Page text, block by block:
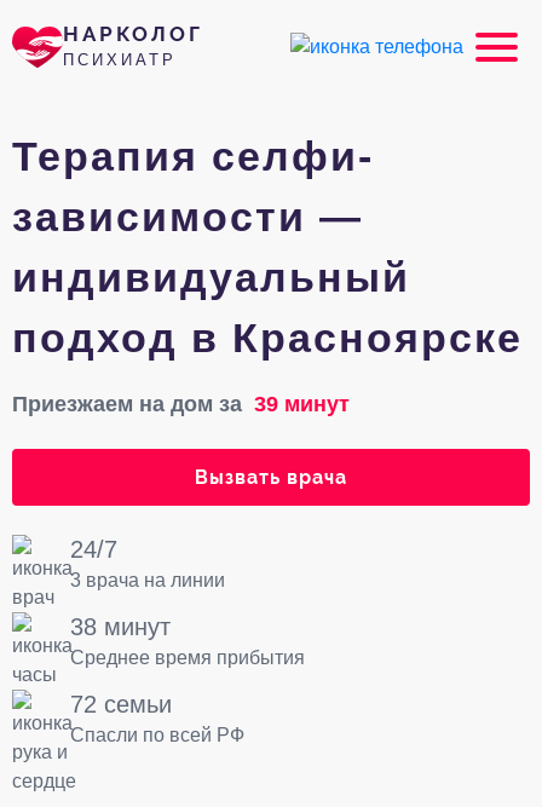
НАРКОЛОГ
ПСИХИАТР
Терапия селфи-
зависимости —
индивидуальный
подход в Красноярске
Приезжаем на дом за 39 минут
Вызвать врача
24/7
3 врача на линии
38 минут
Среднее время прибытия
72 семьи
Спасли по всей РФ